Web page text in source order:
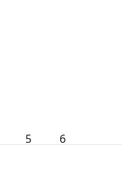
5 6